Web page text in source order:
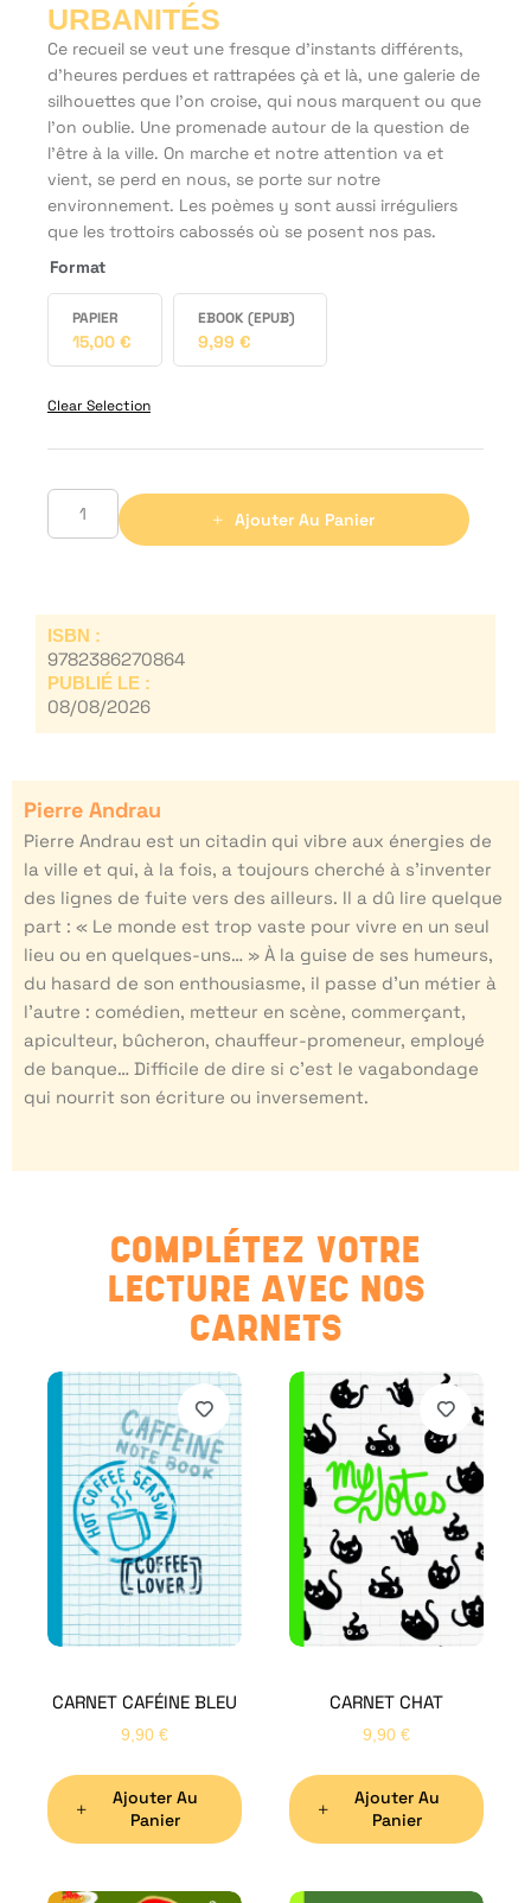
URBANITÉS
Ce recueil se veut une fresque d’instants différents,
d’heures perdues et rattrapées çà et là, une galerie de
silhouettes que l’on croise, qui nous marquent ou que
l’on oublie. Une promenade autour de la question de
l’être à la ville. On marche et notre attention va et
vient, se perd en nous, se porte sur notre
environnement. Les poèmes y sont aussi irréguliers
que les trottoirs cabossés où se posent nos pas.
Format
PAPIER
15,00 €
EBOOK (EPUB)
9,99 €
Clear Selection
Ajouter Au Panier
ISBN :
9782386270864
PUBLIÉ LE :
08/08/2026
Pierre Andrau
Pierre Andrau est un citadin qui vibre aux énergies de
la ville et qui, à la fois, a toujours cherché à s’inventer
des lignes de fuite vers des ailleurs. Il a dû lire quelque
part : « Le monde est trop vaste pour vivre en un seul
lieu ou en quelques-uns… » À la guise de ses humeurs,
du hasard de son enthousiasme, il passe d’un métier à
l’autre : comédien, metteur en scène, commerçant,
apiculteur, bûcheron, chauffeur-promeneur, employé
de banque… Difficile de dire si c’est le vagabondage
qui nourrit son écriture ou inversement.
COMPLÉTEZ VOTRE
LECTURE AVEC NOS
CARNETS
CARNET CAFÉINE BLEU
9,90 €
Ajouter Au
Panier
CARNET CHAT
9,90 €
Ajouter Au
Panier